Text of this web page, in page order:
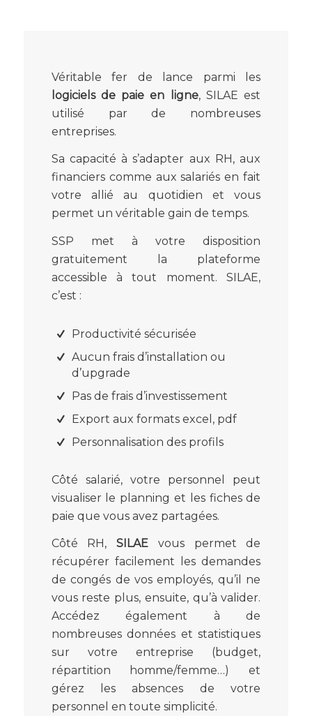
Véritable fer de lance parmi les
logiciels de paie en ligne, SILAE est
utilisé par de nombreuses
entreprises.
Sa capacité à s’adapter aux RH, aux
financiers comme aux salariés en fait
votre allié au quotidien et vous
permet un véritable gain de temps.
SSP met à votre disposition
gratuitement la plateforme
accessible à tout moment. SILAE,
c’est :
Productivité sécurisée
Aucun frais d’installation ou
d’upgrade
Pas de frais d’investissement
Export aux formats excel, pdf
Personnalisation des profils
Côté salarié, votre personnel peut
visualiser le planning et les fiches de
paie que vous avez partagées.
Côté RH,SILAE vous permet de
récupérer facilement les demandes
de congés de vos employés, qu’il ne
vous reste plus, ensuite, qu’à valider.
Accédez également à de
nombreuses données et statistiques
sur votre entreprise (budget,
répartition homme/femme…) et
gérez les absences de votre
personnel en toute simplicité.